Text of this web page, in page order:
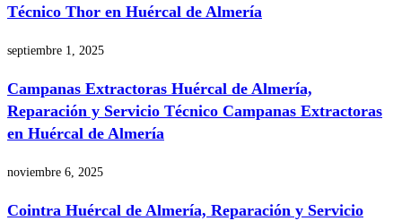
Técnico Thor en Huércal de Almería
septiembre 1, 2025
Campanas Extractoras Huércal de Almería,
Reparación y Servicio Técnico Campanas Extractoras
en Huércal de Almería
noviembre 6, 2025
Cointra Huércal de Almería, Reparación y Servicio